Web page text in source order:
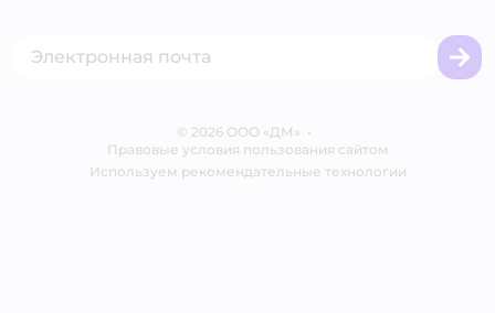
Блог
Корм для собак
© 2026 ООО «ДМ» •
Правовые условия пользования сайтом
Используем рекомендательные технологии